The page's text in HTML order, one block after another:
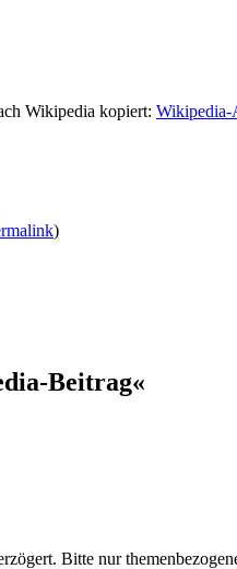
Wikipedia kopiert: Wikipedia-
)
Beitrag«
Bitte nur